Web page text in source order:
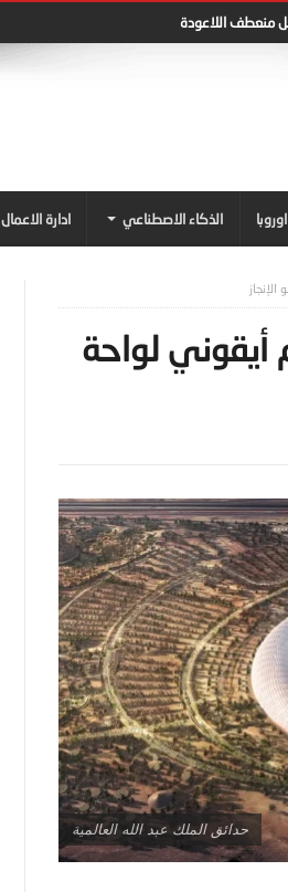
منعطف اللاعودة
الذكاء الاصطناعي ادارة الاعمال
أيقوني لواحة
حدائق الملك عبد الله العالمية